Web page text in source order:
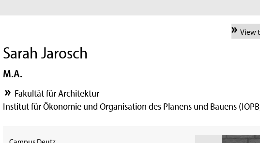
View
Sarah Jarosch
M.A.
Fakultät für Architektur
Institut für Ökonomie und Organisation des Planens und Bauens